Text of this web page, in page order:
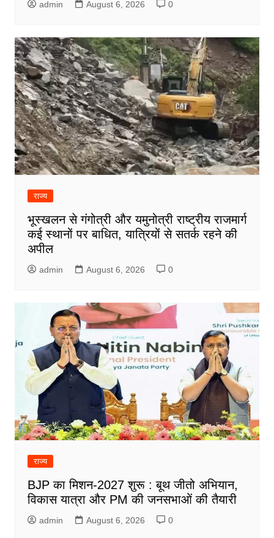
admin August 6, 2026 0
राज्य
भूस्खलन से गंगोत्री और यमुनोत्री राष्ट्रीय राजमार्ग
कई स्थानों पर बाधित, यात्रियों से सतर्क रहने की
अपील
admin August 6, 2026 0
राज्य
BJP का मिशन-2027 शुरू : बूथ जीतो अभियान,
विकास यात्रा और PM की जनसभाओं की तैयारी
admin August 6, 2026 0